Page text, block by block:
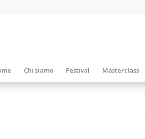
Chi siamo Festival Masterclass